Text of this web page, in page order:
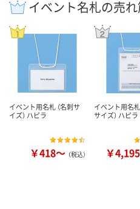
イベント名札の売
イベント用名札 （名刺サ
イズ） ハピラ
￥418～ （税込）
イベント用名札
サイズ） ハピラ
￥